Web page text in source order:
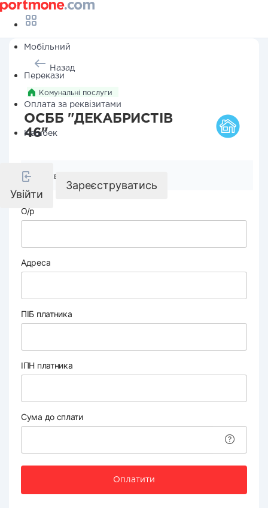
Мобільний
Перекази
Оплата за реквізитами
Кешбек
Увійти
Зареєструватись
Назад
Комунальні послуги
ОСББ "ДЕКАБРИСТІВ
46"
Реквізити компанії
О/р
Адреса
ПІБ платника
ІПН платника
Сума до сплати
Оплатити